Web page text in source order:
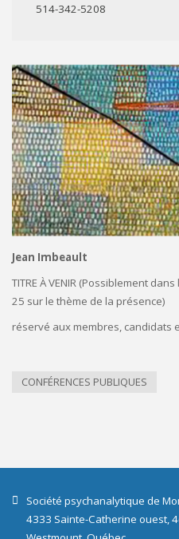
514-342-5208
Jean Imbeault
TITRE À VENIR (Possiblement
25 sur le thème de la présence)
réservé aux membres, candidats
CONFÉRENCES PUBLIQUES
Société psychanalytique de
4333 Sainte-Catherine ouest,